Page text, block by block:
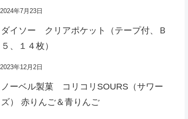
2024年7月23日
ダイソー クリアポケット（テープ付、Ｂ
５、１４枚）
2023年12月2日
ノーベル製菓 コリコリSOURS（サワー
ズ） 赤りんご＆青りんご